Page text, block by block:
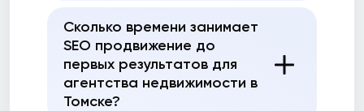
Сколько времени занимает
SEO продвижение до
первых результатов для
агентства недвижимости в
Томске?